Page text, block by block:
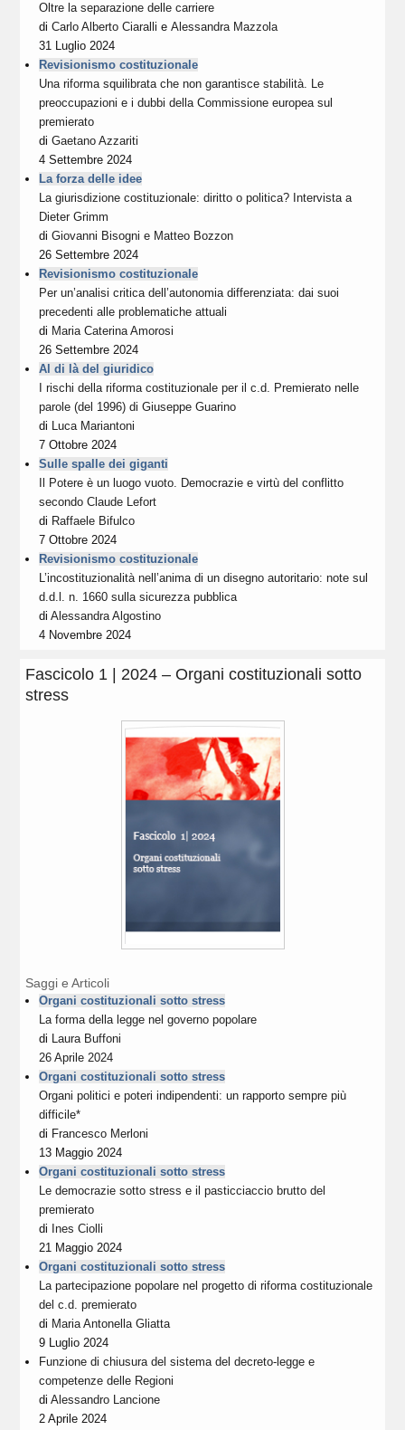
Oltre la separazione delle carriere
diCarlo Alberto Ciaralli eAlessandra Mazzola
31 Luglio 2024
Revisionismo costituzionale
Una riforma squilibrata che non garantisce stabilità. Le
preoccupazioni e i dubbi della Commissione europea sul
premierato
diGaetano Azzariti
4 Settembre 2024
La forza delle idee
La giurisdizione costituzionale: diritto o politica? Intervista a
Dieter Grimm
diGiovanni Bisogni e Matteo Bozzon
26 Settembre 2024
Revisionismo costituzionale
Per un’analisi critica dell’autonomia differenziata: dai suoi
precedenti alle problematiche attuali
di Maria Caterina Amorosi
26 Settembre 2024
Al di là del giuridico
I rischi della riforma costituzionale per il c.d. Premierato nelle
parole (del 1996) di Giuseppe Guarino
di Luca Mariantoni
7 Ottobre 2024
Sulle spalle dei giganti
Il Potere è un luogo vuoto. Democrazie e virtù del conflitto
secondo Claude Lefort
di Raffaele Bifulco
7 Ottobre 2024
Revisionismo costituzionale
L’incostituzionalità nell’anima di un disegno autoritario: note sul
d.d.l. n. 1660 sulla sicurezza pubblica
diAlessandra Algostino
4 Novembre 2024
Fascicolo 1 | 2024 – Organi costituzionali sotto
stress
Saggi e Articoli
Organi costituzionali sotto stress
La forma della legge nel governo popolare
di Laura Buffoni
26 Aprile 2024
Organi costituzionali sotto stress
Organi politici e poteri indipendenti: un rapporto sempre più
difficile*
di Francesco Merloni
13 Maggio 2024
Organi costituzionali sotto stress
Le democrazie sotto stress e il pasticciaccio brutto del
premierato
di Ines Ciolli
21 Maggio 2024
Organi costituzionali sotto stress
La partecipazione popolare nel progetto di riforma costituzionale
del c.d. premierato
di Maria Antonella Gliatta
9 Luglio 2024
Funzione di chiusura del sistema del decreto-legge e
competenze delle Regioni
diAlessandro Lancione
2 Aprile 2024